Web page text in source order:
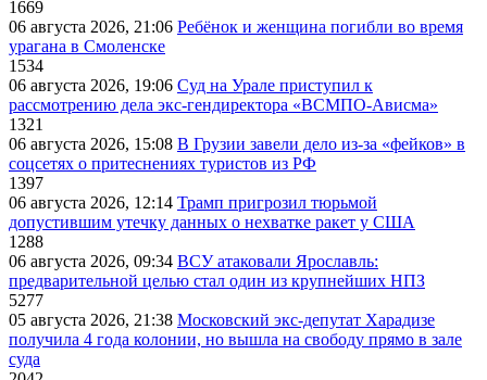
1669
06 августа 2026, 21:06 Ребёнок и женщина погибли во время
урагана в Смоленске
1534
06 августа 2026, 19:06 Суд на Урале приступил к
рассмотрению дела экс-гендиректора «ВСМПО-Ависма»
1321
06 августа 2026, 15:08 В Грузии завели дело из-за «фейков» в
соцсетях о притеснениях туристов из РФ
1397
06 августа 2026, 12:14 Трамп пригрозил тюрьмой
допустившим утечку данных о нехватке ракет у США
1288
06 августа 2026, 09:34 ВСУ атаковали Ярославль:
предварительной целью стал один из крупнейших НПЗ
5277
05 августа 2026, 21:38 Московский экс-депутат Харадизе
получила 4 года колонии, но вышла на свободу прямо в зале
суда